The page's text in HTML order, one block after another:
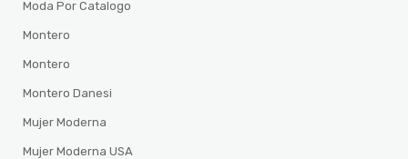
Moda Por Catalogo
Montero
Montero
Montero Danesi
Mujer Moderna
Mujer Moderna USA